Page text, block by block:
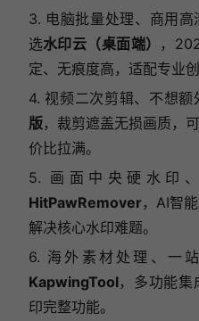
3. 电脑批量处理、商用
选水印云（桌面端）
，
定、无痕度高，适配专业创
4. 视频二次剪辑、不想
版，裁剪遮盖无损画质，
价比拉满。
5. 画面中央硬水印
HitPawRemover ，AI智
解决核心水印难题。
6. 海外素材处理、一
KapwingTool，多功能集
印完整功能。